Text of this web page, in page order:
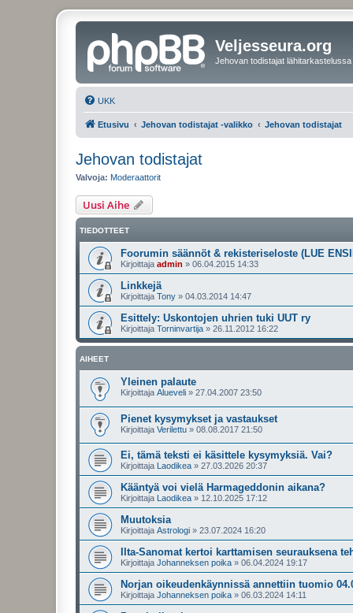
Veljesseura.org
Jehovan todistajat lähitarkastelussa
UKK
Etusivu Jehovan todistajat -valikko Jehovan todistajat
Jehovan todistajat
Valvoja: Moderaattorit
Uusi Aihe
TIEDOTTEET
Foorumin säännöt & rekisteriseloste (LUE
Kirjoittaja admin » 06.04.2015 14:33
Linkkejä
Kirjoittaja Tony » 04.03.2014 14:47
Esittely: Uskontojen uhrien tuki UUT ry
Kirjoittaja Torninvartija » 26.11.2012 16:22
AIHEET
Yleinen palaute
Kirjoittaja Alueveli » 27.04.2007 23:50
Pienet kysymykset ja vastaukset
Kirjoittaja Verilettu » 08.08.2017 21:50
Ei, tämä teksti ei käsittele kysymyksiä. Vai?
Kirjoittaja Laodikea » 27.03.2026 20:37
Kääntyä voi vielä Harmageddonin aikana?
Kirjoittaja Laodikea » 12.10.2025 17:12
Muutoksia
Kirjoittaja Astrologi » 23.07.2024 16:20
Ilta-Sanomat kertoi karttamisen seurauksena
Kirjoittaja Johanneksen poika » 06.04.2024 19:17
Norjan oikeudenkäynnissä annettiin tuomio
Kirjoittaja Johanneksen poika » 06.03.2024 14:11